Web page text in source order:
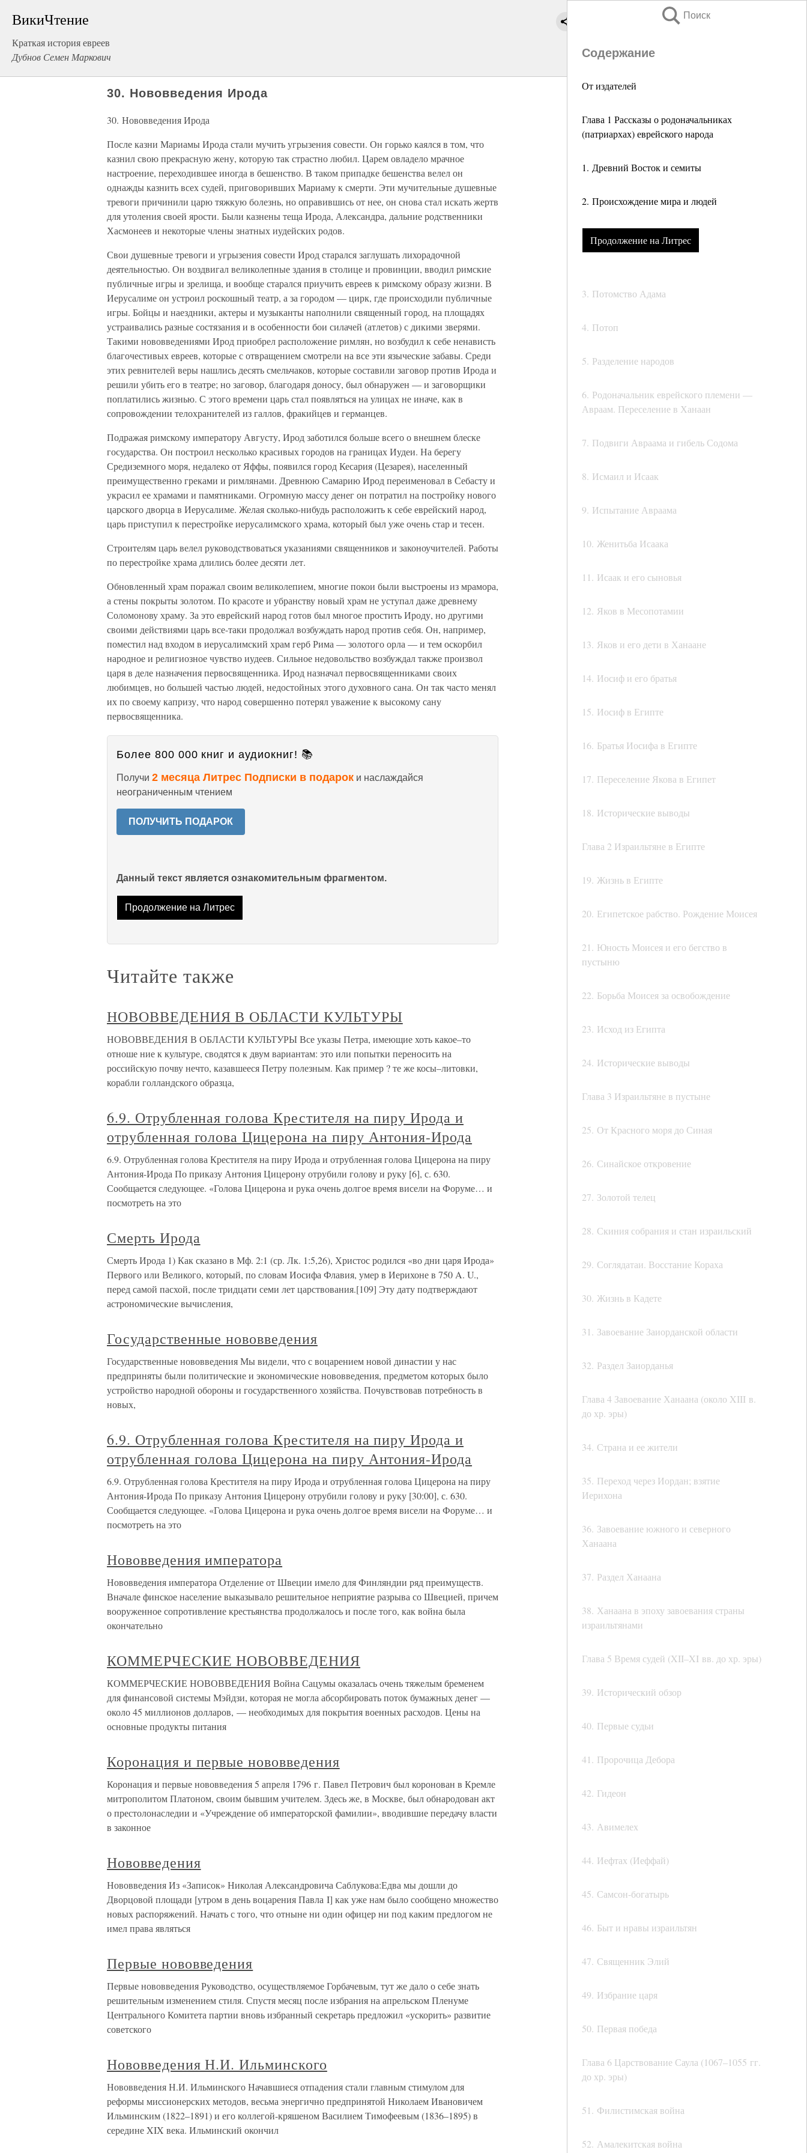
ВикиЧтение
Краткая история евреев
Дубнов Семен Маркович
Поиск
Содержание
От издателей
Глава 1 Рассказы о родоначальниках
(патриархах) еврейского народа
1. Древний Восток и семиты
2. Происхождение мира и людей
Продолжение на Литрес
3. Потомство Адама
4. Потоп
5. Разделение народов
6. Родоначальник еврейского племени —
Авраам. Переселение в Ханаан
7. Подвиги Авраама и гибель Содома
8. Исмаил и Исаак
9. Испытание Авраама
10. Женитьба Исаака
11. Исаак и его сыновья
12. Яков в Месопотамии
13. Яков и его дети в Ханаане
14. Иосиф и его братья
15. Иосиф в Египте
16. Братья Иосифа в Египте
17. Переселение Якова в Египет
18. Исторические выводы
Глава 2 Израильтяне в Египте
19. Жизнь в Египте
20. Египетское рабство. Рождение Моисея
21. Юность Моисея и его бегство в
пустыню
22. Борьба Моисея за освобождение
23. Исход из Египта
24. Исторические выводы
Глава 3 Израильтяне в пустыне
25. От Красного моря до Синая
26. Синайское откровение
27. Золотой телец
28. Скиния собрания и стан израильский
29. Соглядатаи. Восстание Кораха
30. Жизнь в Кадете
31. Завоевание Заиорданской области
32. Раздел Заиорданья
Глава 4 Завоевание Ханаана (около XIII в.
до хр. эры)
34. Страна и ее жители
35. Переход через Иордан; взятие
Иерихона
36. Завоевание южного и северного
Ханаана
37. Раздел Ханаана
38. Ханаана в эпоху завоевания страны
израильтянами
Глава 5 Время судей (XII–XI вв. до хр. эры)
39. Исторический обзор
40. Первые судьи
41. Пророчица Дебора
42. Гидеон
43. Авимелех
44. Иефтах (Иеффай)
45. Самсон-богатырь
46. Быт и нравы израильтян
47. Священник Элий
49. Избрание царя
50. Первая победа
Глава 6 Царствование Саула (1067–1055 гг.
до хр. эры)
51. Филистимская война
52. Амалекитская война
30. Нововведения Ирода
30. Нововведения Ирода
После казни Мариамы Ирода стали мучить угрызения совести. Он горько каялся в том, что
казнил свою прекрасную жену, которую так страстно любил. Царем овладело мрачное
настроение, переходившее иногда в бешенство. В таком припадке бешенства велел он
однажды казнить всех судей, приговоривших Мариаму к смерти. Эти мучительные душевные
тревоги причинили царю тяжкую болезнь, но оправившись от нее, он снова стал искать жертв
для утоления своей ярости. Были казнены теща Ирода, Александра, дальние родственники
Хасмонеев и некоторые члены знатных иудейских родов.
Свои душевные тревоги и угрызения совести Ирод старался заглушать лихорадочной
деятельностью. Он воздвигал великолепные здания в столице и провинции, вводил римские
публичные игры и зрелища, и вообще старался приучить евреев к римскому образу жизни. В
Иерусалиме он устроил роскошный театр, а за городом — цирк, где происходили публичные
игры. Бойцы и наездники, актеры и музыканты наполнили священный город, на площадях
устраивались разные состязания и в особенности бои силачей (атлетов) с дикими зверями.
Такими нововведениями Ирод приобрел расположение римлян, но возбудил к себе ненависть
благочестивых евреев, которые с отвращением смотрели на все эти языческие забавы. Среди
этих ревнителей веры нашлись десять смельчаков, которые составили заговор против Ирода и
решили убить его в театре; но заговор, благодаря доносу, был обнаружен — и заговорщики
поплатились жизнью. С этого времени царь стал появляться на улицах не иначе, как в
сопровождении телохранителей из галлов, фракийцев и германцев.
Подражая римскому императору Августу, Ирод заботился больше всего о внешнем блеске
государства. Он построил несколько красивых городов на границах Иудеи. На берегу
Средиземного моря, недалеко от Яффы, появился город Кесария (Цезарея), населенный
преимущественно греками и римлянами. Древнюю Самарию Ирод переименовал в Себасту и
украсил ее храмами и памятниками. Огромную массу денег он потратил на постройку нового
царского дворца в Иерусалиме. Желая сколько-нибудь расположить к себе еврейский народ,
царь приступил к перестройке иерусалимского храма, который был уже очень стар и тесен.
Строителям царь велел руководствоваться указаниями священников и законоучителей. Работы
по перестройке храма длились более десяти лет.
Обновленный храм поражал своим великолепием, многие покои были выстроены из мрамора,
а стены покрыты золотом. По красоте и убранству новый храм не уступал даже древнему
Соломонову храму. За это еврейский народ готов был многое простить Ироду, но другими
своими действиями царь все-таки продолжал возбуждать народ против себя. Он, например,
поместил над входом в иерусалимский храм герб Рима — золотого орла — и тем оскорбил
народное и религиозное чувство иудеев. Сильное недовольство возбуждал также произвол
царя в деле назначения первосвященника. Ирод назначал первосвященниками своих
любимцев, но большей частью людей, недостойных этого духовного сана. Он так часто менял
их по своему капризу, что народ совершенно потерял уважение к высокому сану
первосвященника.
Более 800 000 книг и аудиокниг! 📚
Получи 2 месяца Литрес Подписки в подарок и наслаждайся
неограниченным чтением
ПОЛУЧИТЬ ПОДАРОК
Данный текст является ознакомительным фрагментом.
Продолжение на Литрес
Читайте также
НОВОВВЕДЕНИЯ В ОБЛАСТИ КУЛЬТУРЫ
НОВОВВЕДЕНИЯ В ОБЛАСТИ КУЛЬТУРЫ Все указы Петра, имеющие хоть какое–то
отноше ние к культуре, сводятся к двум вариантам: это или попытки переносить на
российскую почву нечто, казавшееся Петру полезным. Как пример ? те же косы–литовки,
корабли голландского образца,
6.9. Отрубленная голова Крестителя на пиру Ирода и
отрубленная голова Цицерона на пиру Антония-Ирода
6.9. Отрубленная голова Крестителя на пиру Ирода и отрубленная голова Цицерона на пиру
Антония-Ирода По приказу Антония Цицерону отрубили голову и руку [6], с. 630.
Сообщается следующее. «Голова Цицерона и рука очень долгое время висели на Форуме… и
посмотреть на это
Смерть Ирода
Смерть Ирода 1) Как сказано в Мф. 2:1 (ср. Лк. 1:5,26), Христос родился «во дни царя Ирода»
Первого или Великого, который, по словам Иосифа Флавия, умер в Иерихоне в 750 A. U.,
перед самой пасхой, после тридцати семи лет царствования.[109] Эту дату подтверждают
астрономические вычисления,
Государственные нововведения
Государственные нововведения Мы видели, что с воцарением новой династии у нас
предприняты были политические и экономические нововведения, предметом которых было
устройство народной обороны и государственного хозяйства. Почувствовав потребность в
новых,
6.9. Отрубленная голова Крестителя на пиру Ирода и
отрубленная голова Цицерона на пиру Антония-Ирода
6.9. Отрубленная голова Крестителя на пиру Ирода и отрубленная голова Цицерона на пиру
Антония-Ирода По приказу Антония Цицерону отрубили голову и руку [30:00], с. 630.
Сообщается следующее. «Голова Цицерона и рука очень долгое время висели на Форуме… и
посмотреть на это
Нововведения императора
Нововведения императора Отделение от Швеции имело для Финляндии ряд преимуществ.
Вначале финское население выказывало решительное неприятие разрыва со Швецией, причем
вооруженное сопротивление крестьянства продолжалось и после того, как война была
окончательно
КОММЕРЧЕСКИЕ НОВОВВЕДЕНИЯ
КОММЕРЧЕСКИЕ НОВОВВЕДЕНИЯ Война Сацумы оказалась очень тяжелым бременем
для финансовой системы Мэйдзи, которая не могла абсорбировать поток бумажных денег —
около 45 миллионов долларов, — необходимых для покрытия военных расходов. Цены на
основные продукты питания
Коронация и первые нововведения
Коронация и первые нововведения 5 апреля 1796 г. Павел Петрович был коронован в Кремле
митрополитом Платоном, своим бывшим учителем. Здесь же, в Москве, был обнародован акт
о престолонаследии и «Учреждение об императорской фамилии», вводившие передачу власти
в законное
Нововведения
Нововведения Из «Записок» Николая Александровича Саблукова:Едва мы дошли до
Дворцовой площади [утром в день воцарения Павла I] как уже нам было сообщено множество
новых распоряжений. Начать с того, что отныне ни один офицер ни под каким предлогом не
имел права являться
Первые нововведения
Первые нововведения Руководство, осуществляемое Горбачевым, тут же дало о себе знать
решительным изменением стиля. Спустя месяц после избрания на апрельском Пленуме
Центрального Комитета партии вновь избранный секретарь предложил «ускорить» развитие
советского
Нововведения Н.И. Ильминского
Нововведения Н.И. Ильминского Начавшиеся отпадения стали главным стимулом для
реформы миссионерских методов, весьма энергично предпринятой Николаем Ивановичем
Ильминским (1822–1891) и его коллегой-кряшеном Василием Тимофеевым (1836–1895) в
середине XIX века. Ильминский окончил